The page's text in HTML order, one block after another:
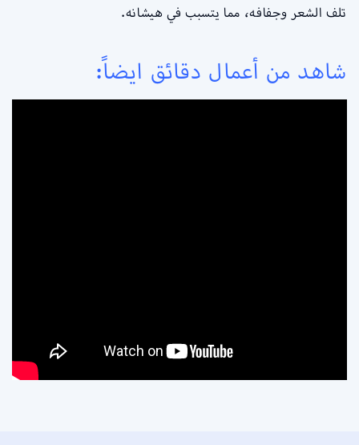
تلف الشعر وجفافه، مما يتسبب في هيشانه.
شاهد من أعمال دقائق ايضاً: